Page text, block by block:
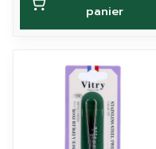
panier